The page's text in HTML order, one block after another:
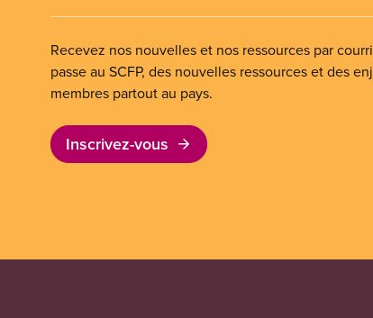
Recevez nos nouvelles et nos ressources par
passe au SCFP, des nouvelles ressources et des
membres partout au pays.
Inscrivez-vous